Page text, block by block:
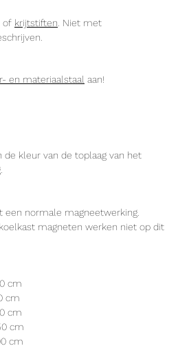
of krijtstiften . Niet met
en materiaalstaal aan!
de kleur van de toplaag van het
een normale magneetwerking.
magneten werken niet op dit
cm
cm
cm
cm
cm